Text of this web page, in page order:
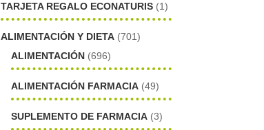
TARJETA REGALO ECONATURIS (1)
ALIMENTACIÓN Y DIETA (701)
ALIMENTACIÓN (696)
ALIMENTACIÓN FARMACIA (49)
SUPLEMENTO DE FARMACIA (3)